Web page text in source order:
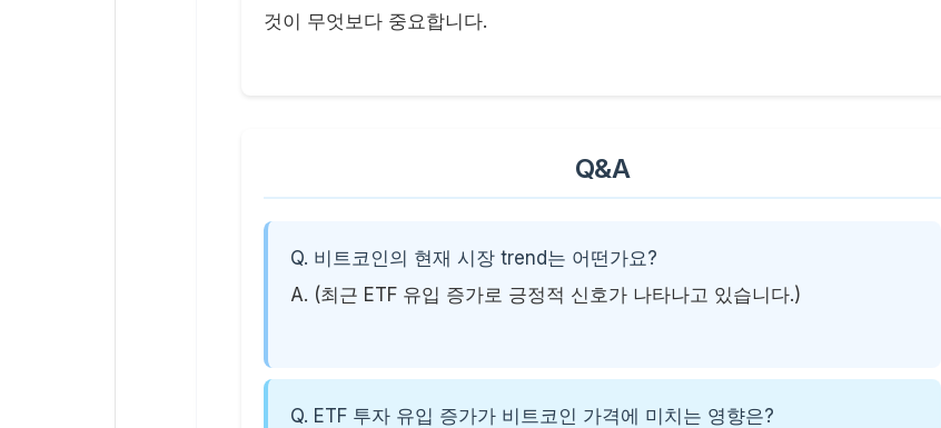
것이 무엇보다 중요합니다.
Q&A
Q. 비트코인의 현재 시장 trend는 어떤가요?
A. (최근 ETF 유입 증가로 긍정적 신호가 나타나고 있습니다.)
Q. ETF 투자 유입 증가가 비트코인 가격에 미치는 영향은?